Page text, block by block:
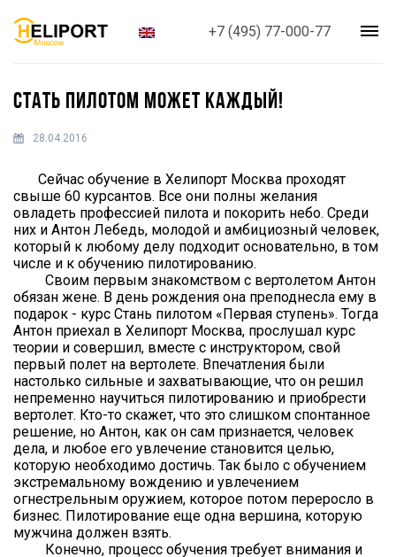
+7 (495) 77-000-77
СТАТЬ ПИЛОТОМ МОЖЕТ КАЖДЫЙ!
28.04.2016
Сейчас обучение в Хелипорт Москва проходят
свыше 60 курсантов. Все они полны желания
овладеть профессией пилота и покорить небо. Среди
них и Антон Лебедь, молодой и амбициозный человек,
который к любому делу подходит основательно, в том
числе и к обучению пилотированию.
Своим первым знакомством с вертолетом Антон
обязан жене. В день рождения она преподнесла ему в
подарок - курс Стань пилотом «Первая ступень». Тогда
Антон приехал в Хелипорт Москва, прослушал курс
теории и совершил, вместе с инструктором, свой
первый полет на вертолете. Впечатления были
настолько сильные и захватывающие, что он решил
непременно научиться пилотированию и приобрести
вертолет. Кто-то скажет, что это слишком спонтанное
решение, но Антон, как он сам признается, человек
дела, и любое его увлечение становится целью,
которую необходимо достичь. Так было с обучением
экстремальному вождению и увлечением
огнестрельным оружием, которое потом переросло в
бизнес. Пилотирование еще одна вершина, которую
мужчина должен взять.
Конечно, процесс обучения требует внимания и